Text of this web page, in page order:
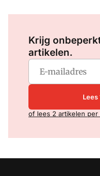
Krijg
artikelen.
Lees
of lees 2 artikelen per